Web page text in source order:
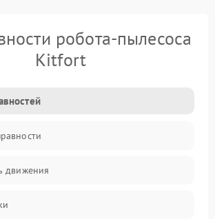
робота-пылесоса
Kitfort
движения